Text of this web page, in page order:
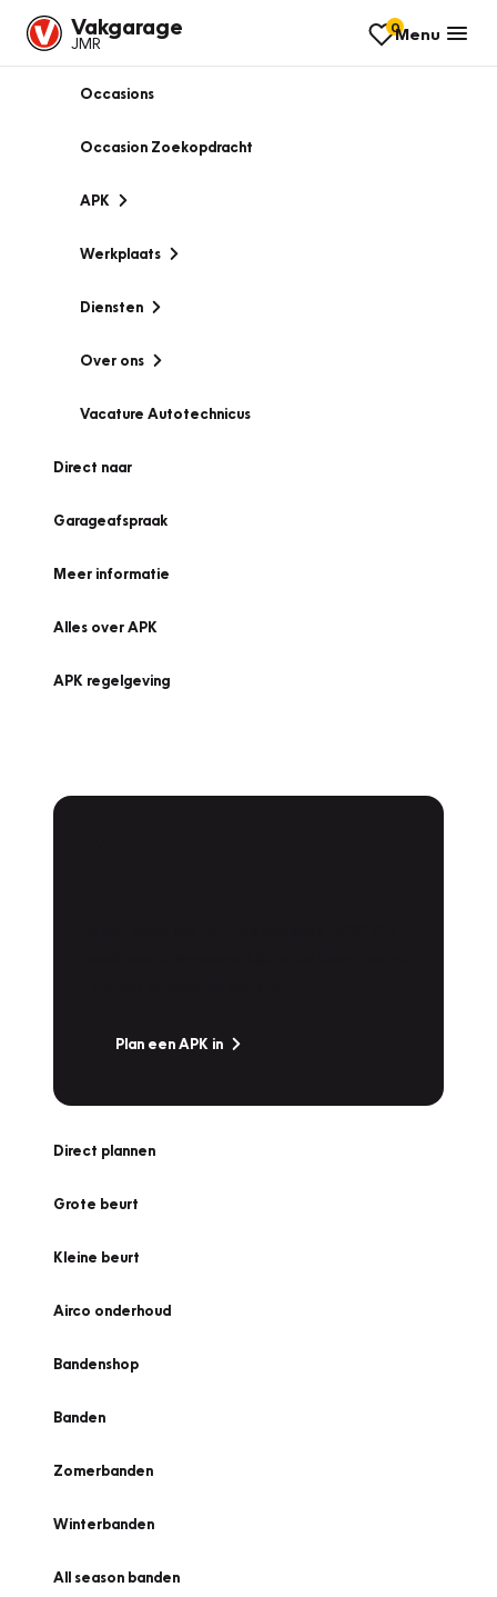
Vakgarage
JMR
0Menu
Occasions
Occasion Zoekopdracht
APK
Werkplaats
Diensten
Over ons
Vacature Autotechnicus
Direct naar
Garageafspraak
Meer informatie
Alles over APK
APK regelgeving
Plan een APK in
Direct plannen
Grote beurt
Kleine beurt
Airco onderhoud
Bandenshop
Banden
Zomerbanden
Winterbanden
All season banden